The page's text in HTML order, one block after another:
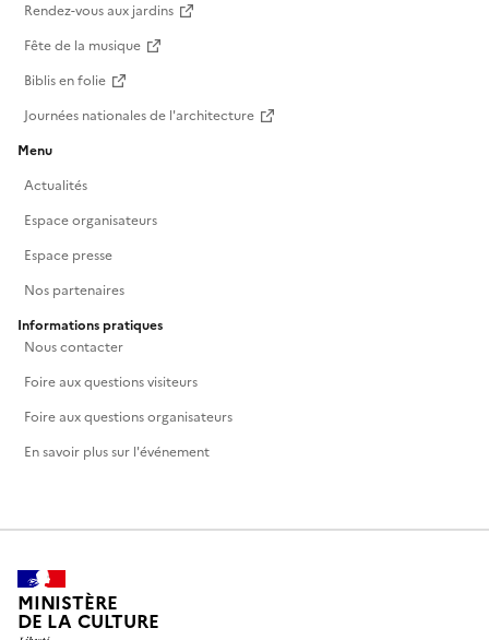
Rendez-vous aux jardins
Fête de la musique
Biblis en folie
Journées nationales de l'architecture
Menu
Actualités
Espace organisateurs
Espace presse
Nos partenaires
Informations pratiques
Nous contacter
Foire aux questions visiteurs
Foire aux questions organisateurs
En savoir plus sur l'événement
MINISTÈRE
DE LA CULTURE